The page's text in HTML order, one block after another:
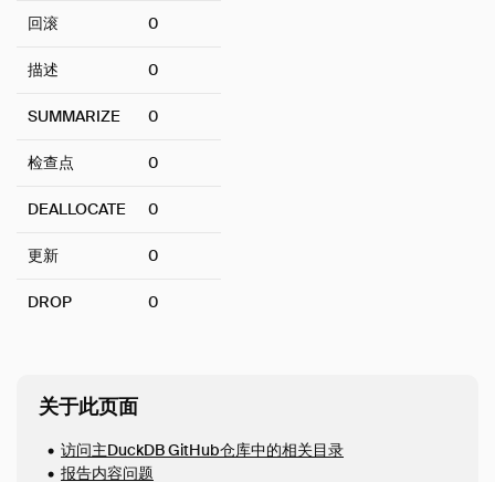
FAQ
Live Demo
回滚 0
描述 0
SUMMARIZE 0
检查点 0
DEALLOCATE 0
更新 0
DROP 0
关于此页面
访问主DuckDB GitHub仓库中的相关目录
报告内容问题